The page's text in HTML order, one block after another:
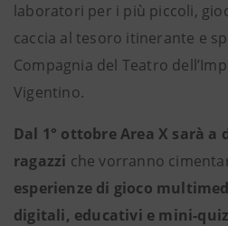
laboratori per i più piccoli,
caccia al tesoro itinerante e
Compagnia del Teatro
Vigentino.
Dal 1° ottobre Area X sarà
ragazzi che vorranno
esperienze di gioco
digitali, educativi e mini-